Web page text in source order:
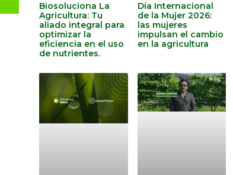
Biosoluciona La
Agricultura: Tu
aliado integral para
optimizar la
eficiencia en el uso
de nutrientes.
Día Internacional
de la Mujer 2026:
las mujeres
impulsan el cambio
en la agricultura